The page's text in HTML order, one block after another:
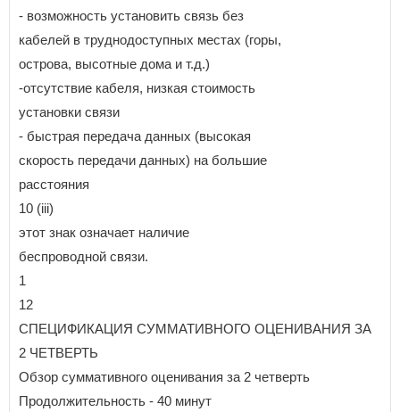
- возможность установить связь без
кабелей в труднодоступных местах (горы,
острова, высотные дома и т.д.)
-отсутствие кабеля, низкая стоимость
установки связи
- быстрая передача данных (высокая
скорость передачи данных) на большие
расстояния
10 (iii)
этот знак означает наличие
беспроводной связи.
1
12
СПЕЦИФИКАЦИЯ СУММАТИВНОГО ОЦЕНИВАНИЯ ЗА
2 ЧЕТВЕРТЬ
Обзор суммативного оценивания за 2 четверть
Продолжительность - 40 минут